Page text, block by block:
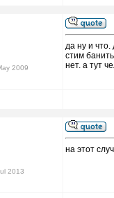
2009
да ну и что.
стим
нет. а тут
2013
на этот